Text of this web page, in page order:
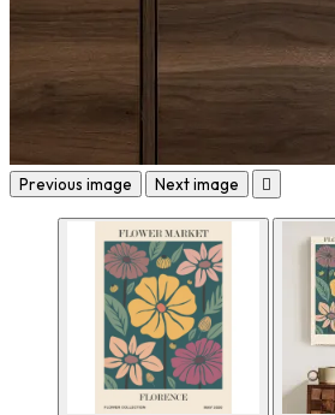
Previous image Next image 